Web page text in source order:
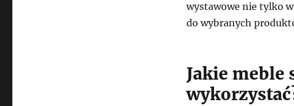
wystawowe nie tylko
do wybranych
Jakie meble